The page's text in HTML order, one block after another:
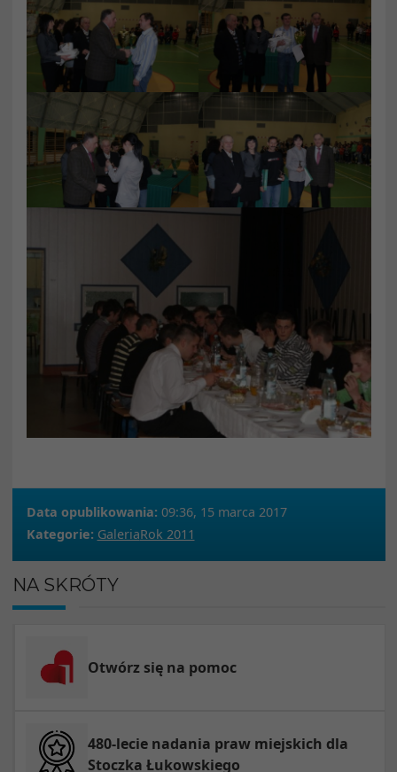
Data opublikowania: 09:36, 15 marca 2017
Kategorie: GaleriaRok 2011
NA SKRÓTY
Otwórz się na pomoc
480-lecie nadania praw miejskich dla
Stoczka Łukowskiego